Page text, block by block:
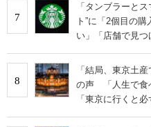
7
「タンブラーと
ト”に「2個目の
い」「店舗で見
8
「結局、東京土
の声 「人生で食
「東京に行くと